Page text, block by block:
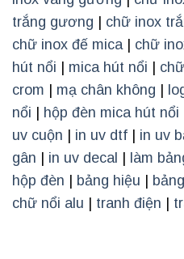
trắng gương | chữ inox
chữ inox đế mica | chữ
hút nổi | mica hút nổi |
crom | mạ chân không |
nổi | hộp đèn mica hút nổi
uv cuộn | in uv dtf | in uv
gân | in uv decal | làm
hộp đèn | bảng hiệu |
chữ nổi alu | tranh điện |